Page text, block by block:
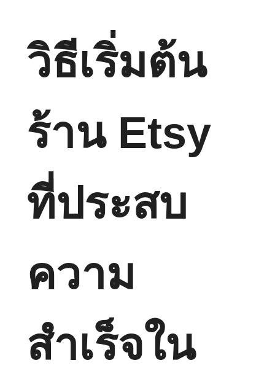
วิธีเริ่มต้น
ร้าน Etsy
ที่ประสบ
ความ
สำเร็จใน